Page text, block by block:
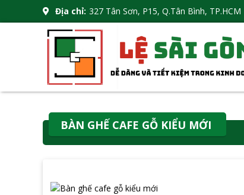
Địa chỉ: 327 Tân Sơn, P15, Q.Tân Bình, TP.HCM
BÀN GHẾ CAFE GỖ KIỂU MỚI